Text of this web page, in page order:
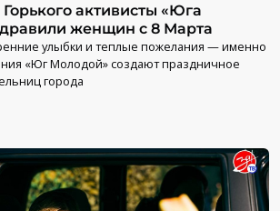
активисты «Юга
женщин с 8 Марта
улыбки и теплые пожелания — именно
«Юг Молодой» создают праздничное
города